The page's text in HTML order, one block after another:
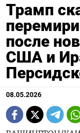
Трамп
после
США и
08.05.2026